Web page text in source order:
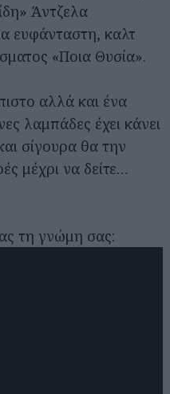
Άντζελα
ευφάνταστη, καλτ
«Ποια Θυσία».
αλλά και ένα
λαμπάδες έχει κάνει
σίγουρα θα την
μέχρι να δείτε…
τη γνώμη σας: